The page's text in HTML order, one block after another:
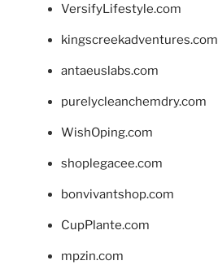
VersifyLifestyle.com
kingscreekadventures.com
antaeuslabs.com
purelycleanchemdry.com
WishOping.com
shoplegacee.com
bonvivantshop.com
CupPlante.com
mpzin.com